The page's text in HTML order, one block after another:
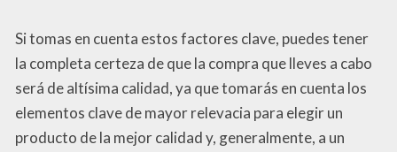
Si tomas en cuenta estos factores clave, puedes tener
la completa certeza de que la compra que lleves a cabo
será de altísima calidad, ya que tomarás en cuenta los
elementos clave de mayor relevacia para elegir un
producto de la mejor calidad y, generalmente, a un